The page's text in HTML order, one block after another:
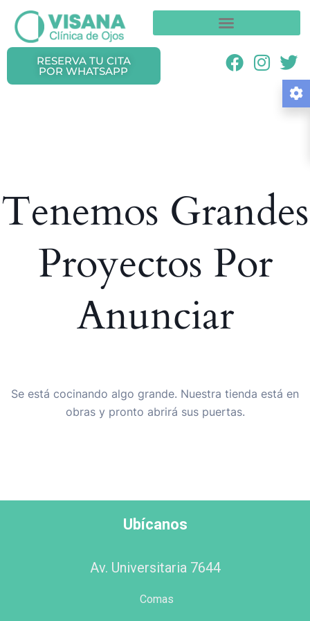
RESERVA TU CITA
POR WHATSAPP
Tenemos Grandes
Proyectos Por
Anunciar
Se está cocinando algo grande. Nuestra tienda está en
obras y pronto abrirá sus puertas.
Ubícanos
Av. Universitaria 7644
Comas